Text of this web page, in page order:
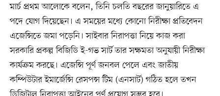
মার্চ প্রথম আলোকে বলেন, তিনি চলতি বছরের জানুয়ারিতে এ
পদে যোগ দিয়েছেন। এ সময়ের মধ্যে কোনো নিরীক্ষা প্রতিবেদন
এজেন্সিতে জমা পড়েনি। সাইবার নিরাপত্তা নিয়ে কাজ করা
সরকারি প্রকল্প বিজিডি ই-গভ সার্ট তার সক্ষমতা অনুযায়ী নিরীক্ষা
কার্যক্রম করছে। এজেন্সি পূর্ণ জনবল পেলে এবং জাতীয়
কম্পিউটার ইমার্জেন্সি রেসপন্স টিম (এনসার্ট) গঠিত হলে তখন